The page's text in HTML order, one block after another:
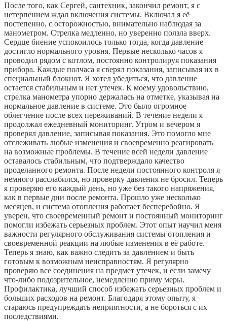
После того, как Сергей, сантехник, закончил ремонт, я с
нетерпением ждал включения системы. Включал я её
постепенно, с осторожностью, внимательно наблюдая за
манометром. Стрелка медленно, но уверенно ползла вверх.
Сердце биение успокоилось только тогда, когда давление
достигло нормального уровня. Первые несколько часов я
проводил рядом с котлом, постоянно контролируя показания
прибора. Каждые полчаса я сверял показания, записывая их в
специальный блокнот. Я хотел убедиться, что давление
остается стабильным и нет утечек. К моему удовольствию,
стрелка манометра упорно держалась на отметке, указывая на
нормальное давление в системе. Это было огромное
облегчение после всех переживаний. В течение недели я
продолжал ежедневный мониторинг. Утром и вечером я
проверял давление, записывая показания. Это помогло мне
отслеживать любые изменения и своевременно реагировать
на возможные проблемы. В течение всей недели давление
оставалось стабильным, что подтверждало качество
проделанного ремонта. После недели постоянного контроля я
немного расслабился, но проверку давления не бросил. Теперь
я проверяю его каждый день, но уже без такого напряжения,
как в первые дни после ремонта. Прошло уже несколько
месяцев, и система отопления работает бесперебойно. Я
уверен, что своевременный ремонт и постоянный мониторинг
помогли избежать серьезных проблем. Этот опыт научил меня
важности регулярного обслуживания системы отопления и
своевременной реакции на любые изменения в её работе.
Теперь я знаю, как важно следить за давлением и быть
готовым к возможным неисправностям. Я регулярно
проверяю все соединения на предмет утечек, и если замечу
что-либо подозрительное, немедленно приму меры.
Профилактика, лучший способ избежать серьезных проблем и
больших расходов на ремонт. Благодаря этому опыту, я
стараюсь предупреждать неприятности, а не бороться с их
последствиями.